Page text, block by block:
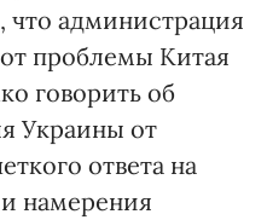
что администрация
проблемы Китая
говорить об
Украины от
ответа на
намерения